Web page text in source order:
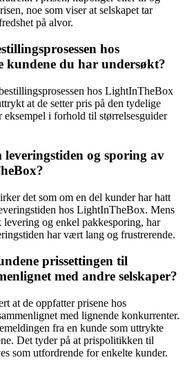
noe som viser at selskapet tar
på alvor.
hos
du har undersøkt?
hos LightInTheBox
at de setter pris på den tydelige
i forhold til størrelsesguider
leveringstiden og sporing av
det som om en del kunder har hatt
hos LightInTheBox. Mens
levering og enkel pakkesporing, har
har vært lang og frustrerende.
prissettingen til
med andre selskaper?
at de oppfatter prisene hos
med lignende konkurrenter.
fra en kunde som uttrykte
Det tyder på at prispolitikken til
som utfordrende for enkelte kunder.